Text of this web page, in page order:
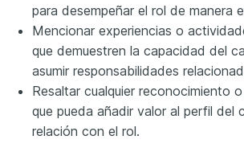
para desempeñar el rol de manera
Mencionar experiencias o
que demuestren la capacidad del
asumir responsabilidades
Resaltar cualquier reconocimiento
que pueda añadir valor al perfil del
relación con el rol.